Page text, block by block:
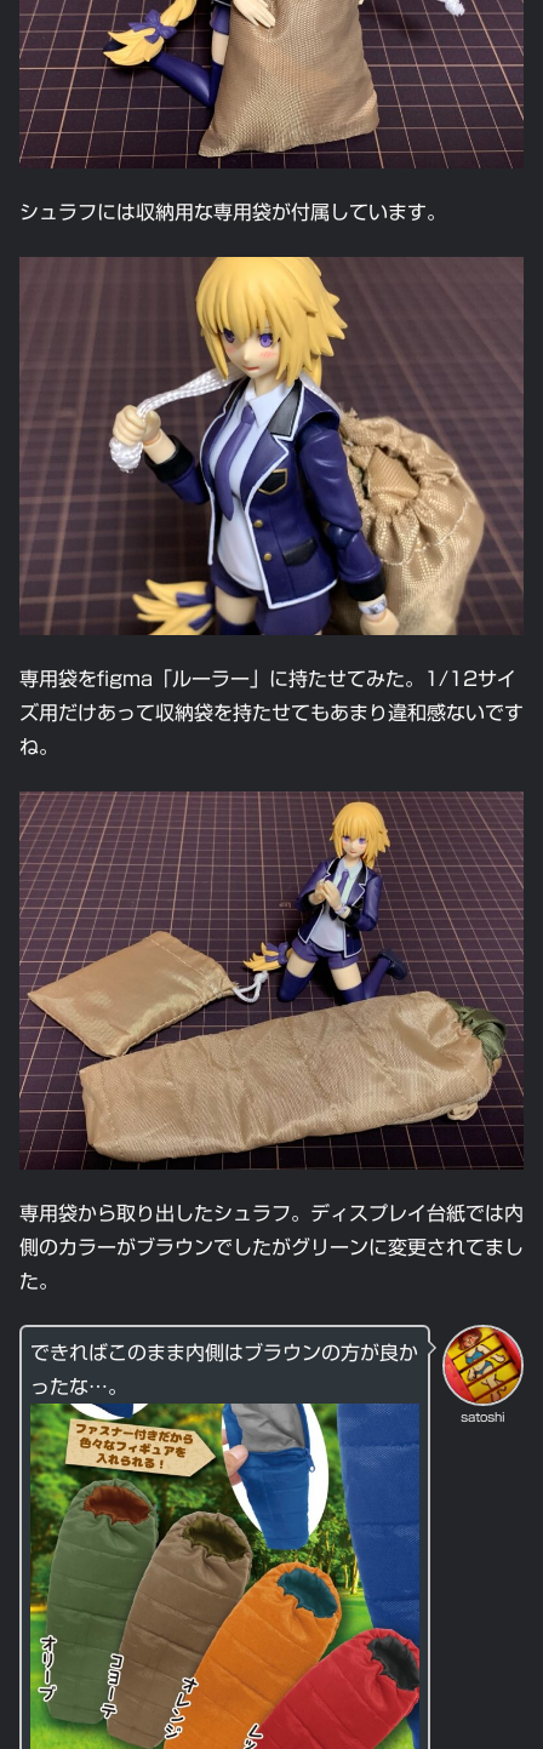
シュラフには収納用な専用袋が付属しています。
専用袋をfigma「ルーラー」に持たせてみた。1/12サイ
ズ用だけあって収納袋を持たせてもあまり違和感ないです
ね。
専用袋から取り出したシュラフ。ディスプレイ台紙では内
側のカラーがブラウンでしたがグリーンに変更されてまし
た。
satoshi
できればこのまま内側はブラウンの方が良か
ったな…。